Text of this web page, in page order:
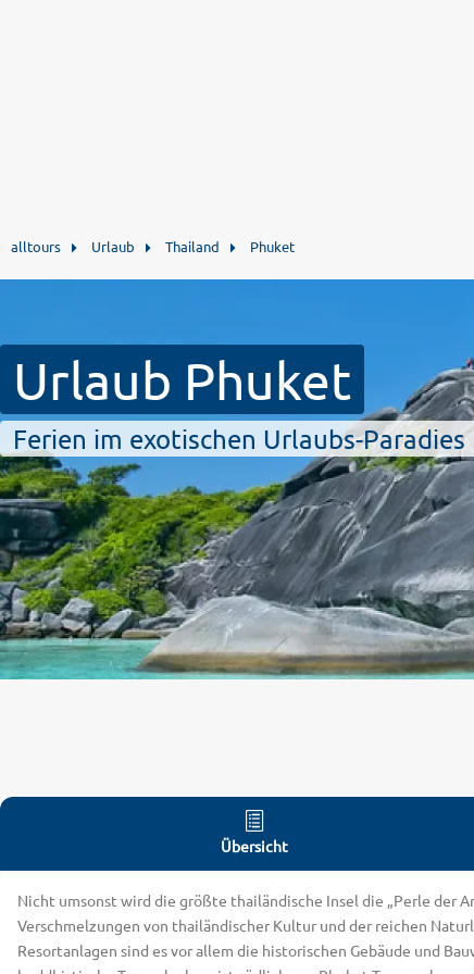
alltours Urlaub Thailand Phuket
Urlaub Phuket
Ferien im exotischen Urlaubs-Paradies
Übersicht
Nicht umsonst wird die größte thailändische Insel die „Perle der
Verschmelzungen von thailändischer Kultur und der reichen
Resortanlagen sind es vor allem die historischen Gebäude und